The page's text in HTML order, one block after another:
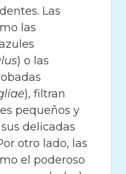
Las
las
) o las
), filtran
pequeños y
delicadas
otro lado, las
el poderoso